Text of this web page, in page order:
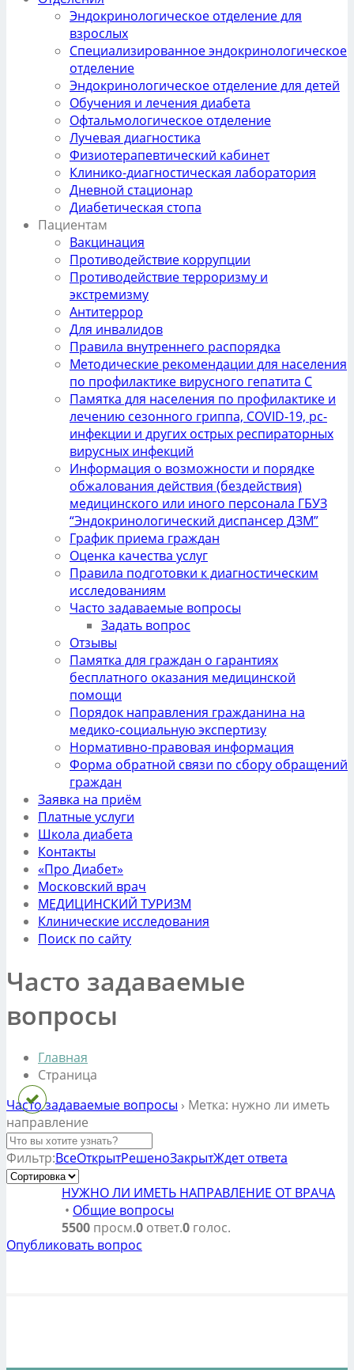
Эндокринологическое отделение для
взрослых
Специализированное эндокринологическое
отделение
Эндокринологическое отделение для детей
Обучения и лечения диабета
Офтальмологическое отделение
Лучевая диагностика
Физиотерапевтический кабинет
Клинико-диагностическая лаборатория
Дневной стационар
Диабетическая стопа
Пациентам
Вакцинация
Противодействие коррупции
Противодействие терроризму и
экстремизму
Антитеррор
Для инвалидов
Правила внутреннего распорядка
Методические рекомендации для населения
по профилактике вирусного гепатита С
Памятка для населения по профилактике и
лечению сезонного гриппа, COVID-19, рс-
инфекции и других острых респираторных
вирусных инфекций
Информация о возможности и порядке
обжалования действия (бездействия)
медицинского или иного персонала ГБУЗ
“Эндокринологический диспансер ДЗМ”
График приема граждан
Оценка качества услуг
Правила подготовки к диагностическим
исследованиям
Часто задаваемые вопросы
Задать вопрос
Отзывы
Памятка для граждан о гарантиях
бесплатного оказания медицинской
помощи
Порядок направления гражданина на
медико-социальную экспертизу
Нормативно-правовая информация
Форма обратной связи по сбору обращений
граждан
Заявка на приём
Платные услуги
Школа диабета
Контакты
«Про Диабет»
Московский врач
МЕДИЦИНСКИЙ ТУРИЗМ
Клинические исследования
Поиск по сайту
Часто задаваемые
вопросы
Главная
Страница
Часто задаваемые вопросы › Метка: нужно ли иметь
направление
Фильтр:ВсеОткрытРешеноЗакрытЖдет ответа
НУЖНО ЛИ ИМЕТЬ НАПРАВЛЕНИЕ ОТ ВРАЧА
• Общие вопросы
5500 просм.0 ответ.0 голос.
Опубликовать вопрос